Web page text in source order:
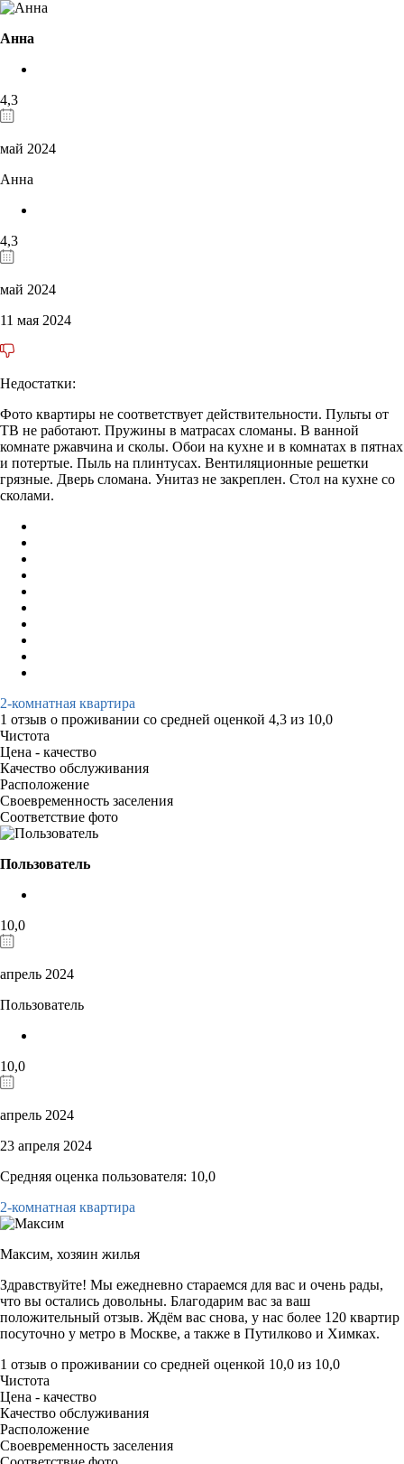
Анна
4,3
май 2024
Анна
4,3
май 2024
11 мая 2024
Недостатки:
Фото квартиры не соответствует действительности. Пульты от
ТВ не работают. Пружины в матрасах сломаны. В ванной
комнате ржавчина и сколы. Обои на кухне и в комнатах в пятнах
и потертые. Пыль на плинтусах. Вентиляционные решетки
грязные. Дверь сломана. Унитаз не закреплен. Стол на кухне со
сколами.
2-комнатная квартира
1 отзыв о проживании со средней оценкой 4,3 из 10,0
Чистота
Цена - качество
Качество обслуживания
Расположение
Своевременность заселения
Соответствие фото
Пользователь
10,0
апрель 2024
Пользователь
10,0
апрель 2024
23 апреля 2024
Средняя оценка пользователя: 10,0
2-комнатная квартира
Максим, хозяин жилья
Здравствуйте! Мы ежедневно стараемся для вас и очень рады,
что вы остались довольны. Благодарим вас за ваш
положительный отзыв. Ждём вас снова, у нас более 120 квартир
посуточно у метро в Москве, а также в Путилково и Химках.
1 отзыв о проживании со средней оценкой 10,0 из 10,0
Чистота
Цена - качество
Качество обслуживания
Расположение
Своевременность заселения